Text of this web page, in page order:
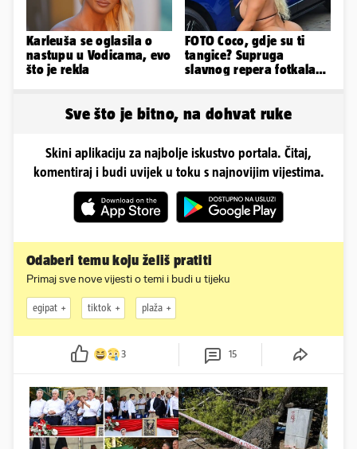
Karleuša se oglasila o
nastupu u Vodicama, evo
što je rekla
FOTO Coco, gdje su ti
tangice? Supruga
slavnog repera fotkala
Sve što je bitno, na dohvat ruke
Skini aplikaciju za najbolje iskustvo portala. Čitaj,
komentiraj i budi uvijek u toku s najnovijim vijestima.
Odaberi temu koju želiš pratiti
Primaj sve nove vijesti o temi i budi u tijeku
egipat tiktok plaža
3 15